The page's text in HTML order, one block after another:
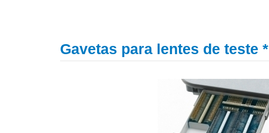
Gavetas para lentes de teste *